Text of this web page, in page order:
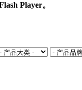
Player。